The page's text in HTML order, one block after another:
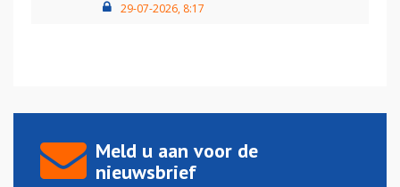
29-07-2026, 8:17
Meld u aan voor de
nieuwsbrief